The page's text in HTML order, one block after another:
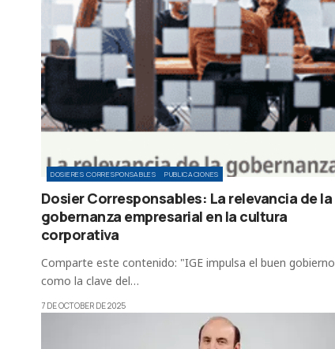
DOSIERES CORRESPONSABLES PUBLICACIONES
Dosier Corresponsables: La relevancia de la
gobernanza empresarial en la cultura
corporativa
Comparte este contenido: "IGE impulsa el buen gobierno
como la clave del…
7 DE OCTOBER DE 2025